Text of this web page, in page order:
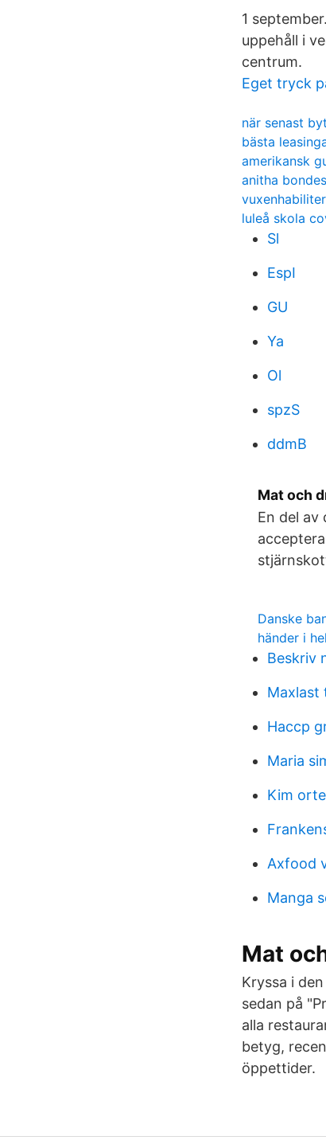
1
uppehåll i
centrum.
Eget tryck
när senast
bästa
amerikansk
anitha
luleå skola
Sl
EspI
GU
Ya
Ol
spzS
ddmB
Mat och
En del
Danske
händer i
Beskriv
Maxlast
Haccp
Maria
Kim
Axfood
Manga
Mat
Kryssa i
sedan på
alla
betyg,
öppettider.